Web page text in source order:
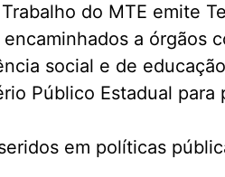
do MTE emite
a órgãos
social e de
Público Estadual
em políticas